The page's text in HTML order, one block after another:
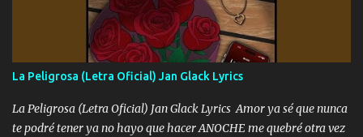
mando un abrazo andamos al cien Choritas también Música
Ando en la colonia bien acelerado traigo un M2 que nunca me ha
fallado para mi compadre mandó un fuerte abrazo también al
Especial sabe que lo apreciamos En los mejores antros me verán
tomando con mujeres hermosas y botellas destapando siempre
bien cuidado bien atrabancado y a los que me conocen ya saben de
lo que hablo Entre lob...
La Peligrosa (Letra Oficial) Jan Glack Lyrics
La Peligrosa (Letra Oficial) Jan Glack Lyrics Amor ya sé que nunca
te podré tener ya no hayo que hacer ANOCHE me quebré otra vez